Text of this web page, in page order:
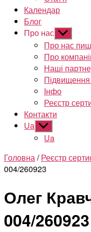
Календар
Блог
Про нас Показати
підменю
Про нас
Про
Наші
Підвищення
Інфо
Реєстр
Контакти
Ua Показати
підменю
Ua
Головна/Реєстр
004/260923
Олег
004/260923